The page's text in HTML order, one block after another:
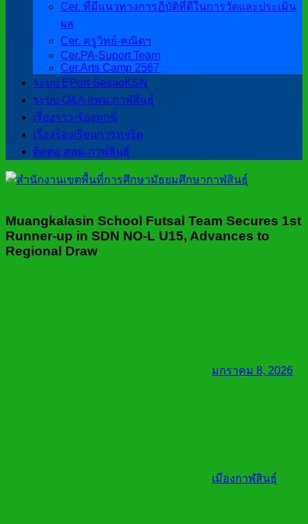
Cer. ที่มีแนวทางการฏิบัติที่ดีในการวัดและประเมิน
ผล
Cer. ครูวิทย์-คณิตฯ
Cer.PA-Suport Team
Cer.Arts Camp 2567
ระบบ EPort-SesaoKSN
ระบบ Q&A สพม.กาฬสินธุ์
เรื่องราว-ร้องทุกข์
เรื่องร้องเรียนการทุจริต
ติดต่อ สพม.กาฬสินธุ์
Muangkalasin School Futsal Team Secures 1st
Runner-up in SDN NO-L U15, Advances to
Regional Draw
มกราคม 8, 2026
เมืองกาฬสินธุ์